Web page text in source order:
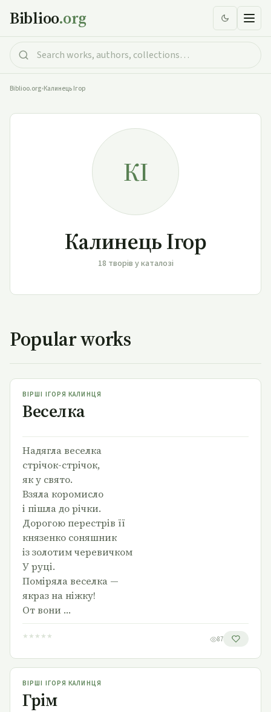
Biblioo.org
Biblioo.org•Калинець Ігор
КІ
Калинець Ігор
18 творів у каталозі
Popular works
Веселка
ВІРШІ ІГОРЯ КАЛИНЦЯ
Веселка
Надягла веселка
стрічок-стрічок,
як у свято.
Взяла коромисло
і пішла до річки.
Дорогою перестрів її
князенко соняшник
із золотим черевичком
У руці.
Поміряла веселка —
якраз на ніжку!
От вони …
★ ★ ★ ★ ★ 87
Грім
ВІРШІ ІГОРЯ КАЛИНЦЯ
Грім